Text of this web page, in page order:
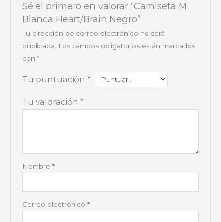
Sé el primero en valorar “Camiseta M
Blanca Heart/Brain Negro”
Tu dirección de correo electrónico no será
publicada.
Los campos obligatorios están marcados
con *
Tu puntuación *
Tu valoración *
Nombre *
Correo electrónico *